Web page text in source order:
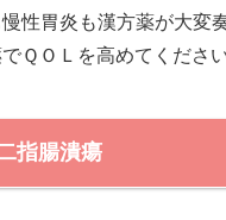
性胃炎も漢方薬が大変
ＱＯＬを高めてください
指腸潰瘍